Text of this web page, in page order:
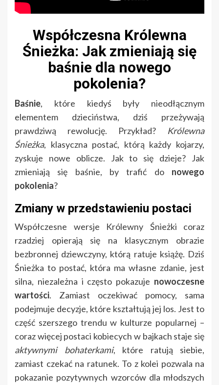
Współczesna Królewna
Śnieżka: Jak zmieniają się
baśnie dla nowego
pokolenia?
Baśnie, które kiedyś były nieodłącznym
elementem dzieciństwa, dziś przeżywają
prawdziwą rewolucję. Przykład? Królewna
Śnieżka, klasyczna postać, którą każdy kojarzy,
zyskuje nowe oblicze. Jak to się dzieje? Jak
zmieniają się baśnie, by trafić do nowego
pokolenia?
Zmiany w przedstawieniu postaci
Współczesne wersje Królewny Śnieżki coraz
rzadziej opierają się na klasycznym obrazie
bezbronnej dziewczyny, którą ratuje książę. Dziś
Śnieżka to postać, która ma własne zdanie, jest
silna, niezależna i często pokazuje nowoczesne
wartości. Zamiast oczekiwać pomocy, sama
podejmuje decyzje, które kształtują jej los. Jest to
część szerszego trendu w kulturze popularnej –
coraz więcej postaci kobiecych w bajkach staje się
aktywnymi bohaterkami, które ratują siebie,
zamiast czekać na ratunek. To z kolei pozwala na
pokazanie pozytywnych wzorców dla młodszych